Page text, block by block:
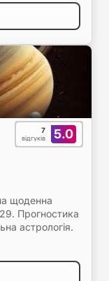
5.0
7
відгуків
щоденна
Прогностика
астрологія.